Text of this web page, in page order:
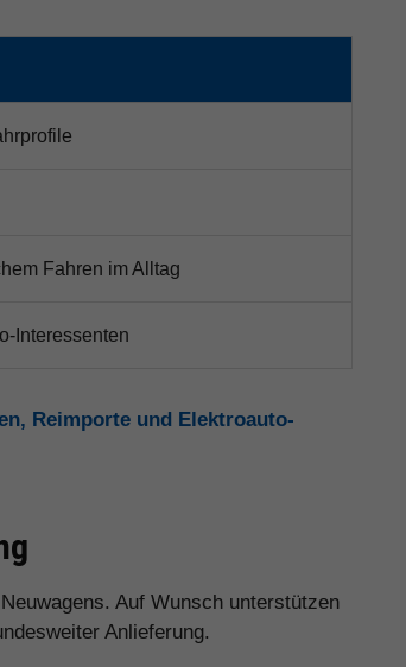
Fahren im Alltag
Interessenten
Reimporte und Elektroauto-
Auf Wunsch unterstützen
Anlieferung.